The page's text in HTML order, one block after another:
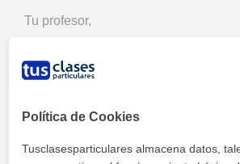
Tu profesor,
Política de Cookies
Tusclasesparticulares almacena datos,